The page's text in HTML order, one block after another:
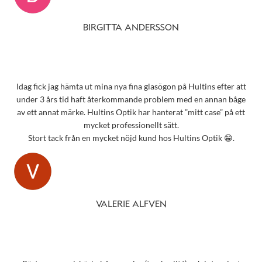
BIRGITTA ANDERSSON
Idag fick jag hämta ut mina nya fina glasögon på Hultins efter att
under 3 års tid haft återkommande problem med en annan båge
av ett annat märke. Hultins Optik har hanterat ”mitt case” på ett
mycket professionellt sätt.
Stort tack från en mycket nöjd kund hos Hultins Optik 😁.
VALERIE ALFVEN